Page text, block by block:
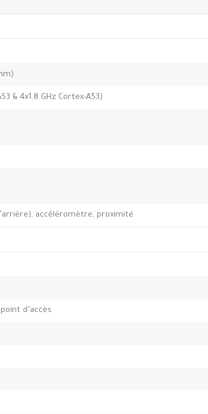
& 4x1.8 GHz Cortex-A53)
accéléromètre, proximité
d’accès